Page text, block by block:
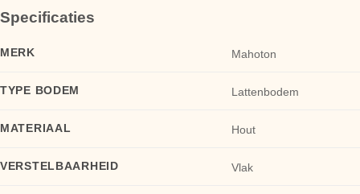
Specificaties
MERK Mahoton
TYPE BODEM Lattenbodem
MATERIAAL Hout
VERSTELBAARHEID Vlak